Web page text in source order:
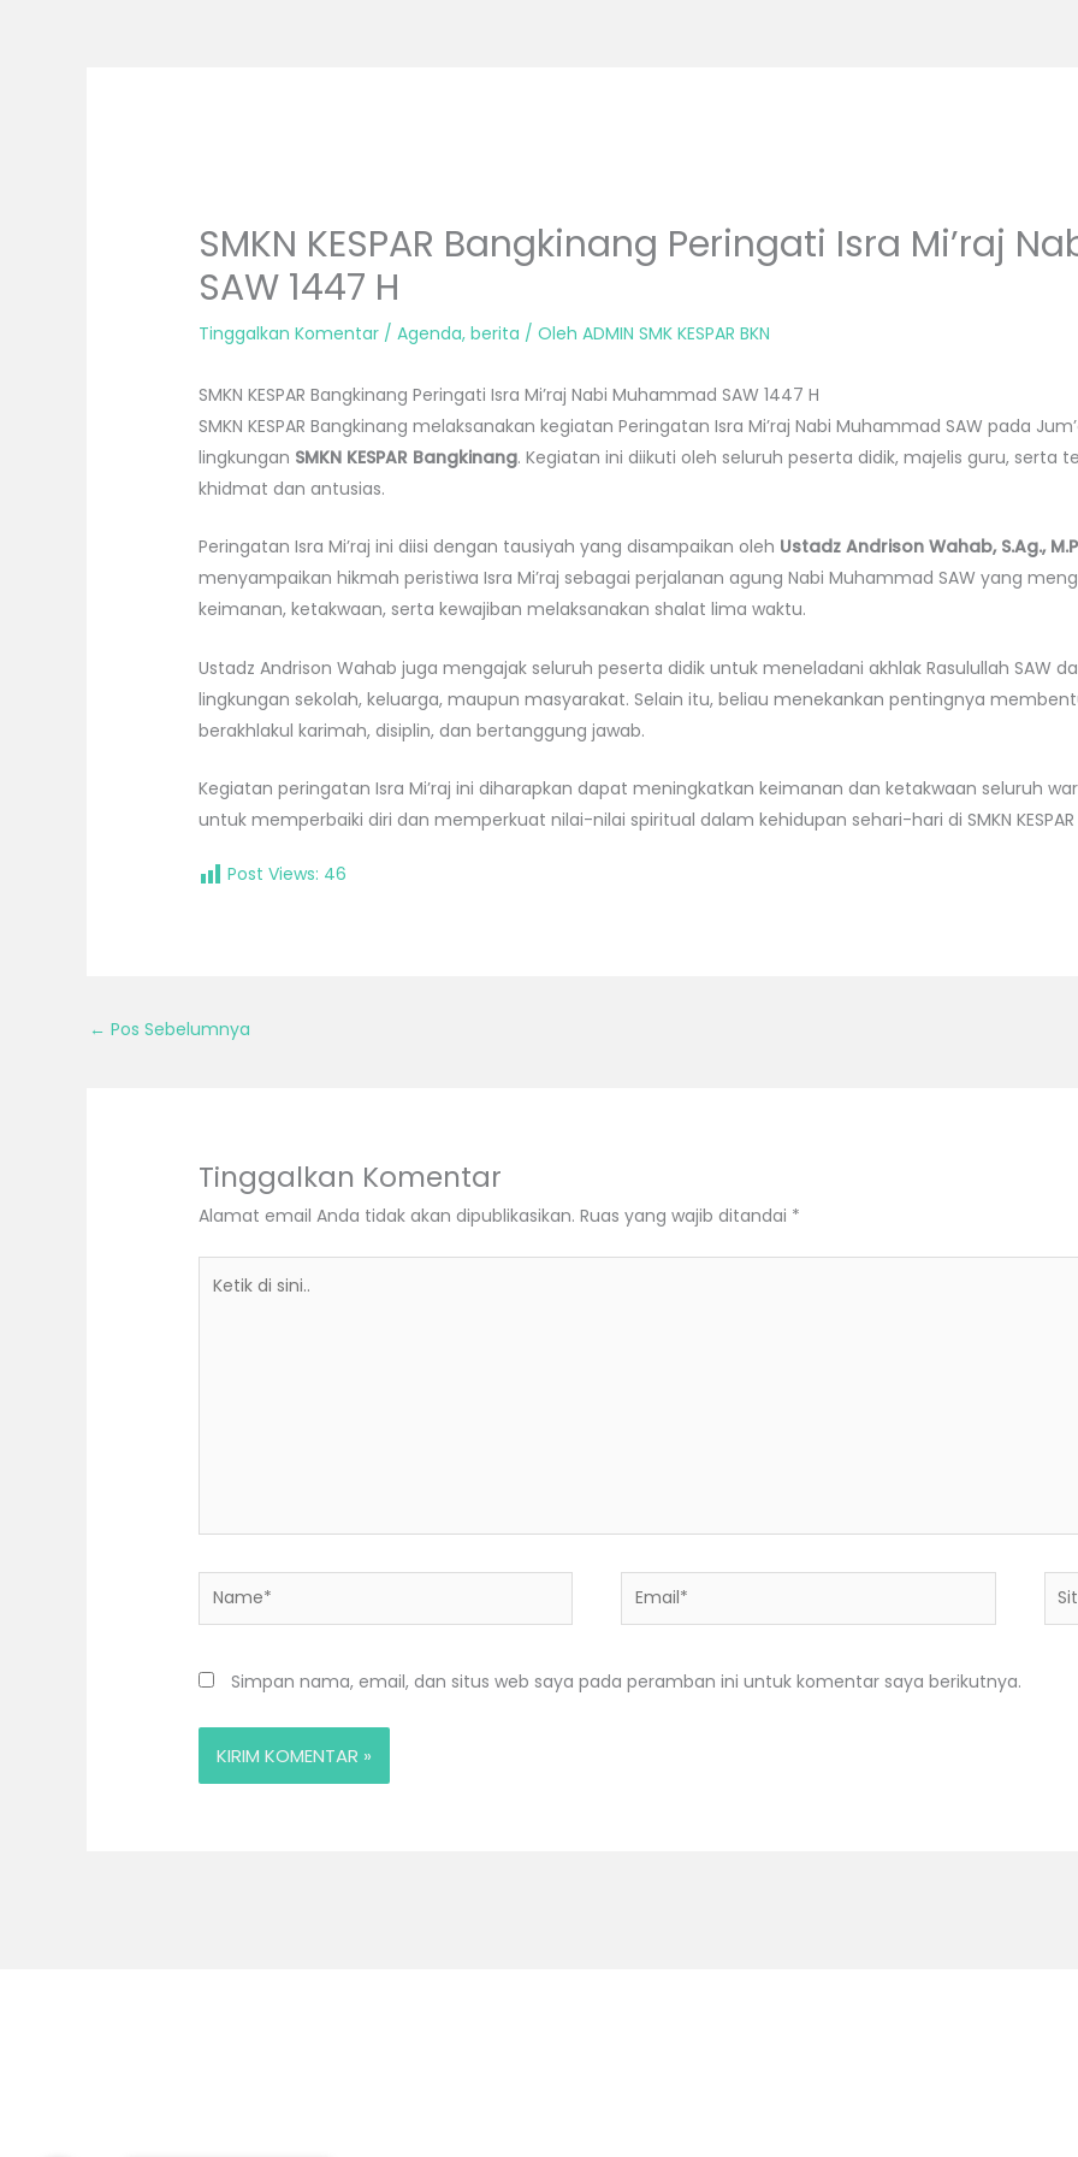
SMKN KESPAR Bangkinang Peringati Isra Mi’raj
SAW 1447 H
Tinggalkan Komentar /Agenda,berita / OlehADMIN SMK KESPAR BKN
SMKN KESPAR Bangkinang Peringati Isra Mi’raj Nabi Muhammad SAW 1447 H
SMKN KESPAR Bangkinang melaksanakan kegiatan Peringatan Isra Mi’raj Nabi Muhammad SAW pada
lingkungan SMKN KESPAR Bangkinang. Kegiatan ini diikuti oleh seluruh peserta didik, majelis guru, serta
khidmat dan antusias.
Peringatan Isra Mi’raj ini diisi dengan tausiyah yang disampaikan oleh Ustadz Andrison Wahab, S.Ag.,
menyampaikan hikmah peristiwa Isra Mi’raj sebagai perjalanan agung Nabi Muhammad SAW yang
keimanan, ketakwaan, serta kewajiban melaksanakan shalat lima waktu.
Ustadz Andrison Wahab juga mengajak seluruh peserta didik untuk meneladani akhlak Rasulullah SAW
lingkungan sekolah, keluarga, maupun masyarakat. Selain itu, beliau menekankan pentingnya
berakhlakul karimah, disiplin, dan bertanggung jawab.
Kegiatan peringatan Isra Mi’raj ini diharapkan dapat meningkatkan keimanan dan ketakwaan seluruh
untuk memperbaiki diri dan memperkuat nilai-nilai spiritual dalam kehidupan sehari-hari di SMKN
Post Views: 46
← Pos Sebelumnya
Tinggalkan Komentar
Alamat email Anda tidak akan dipublikasikan. Ruas yang wajib ditandai *
Name* Email*
Simpan nama, email, dan situs web saya pada peramban ini untuk komentar saya berikutnya.